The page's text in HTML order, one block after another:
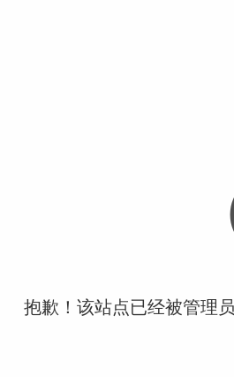
抱歉！该站点已经被管理